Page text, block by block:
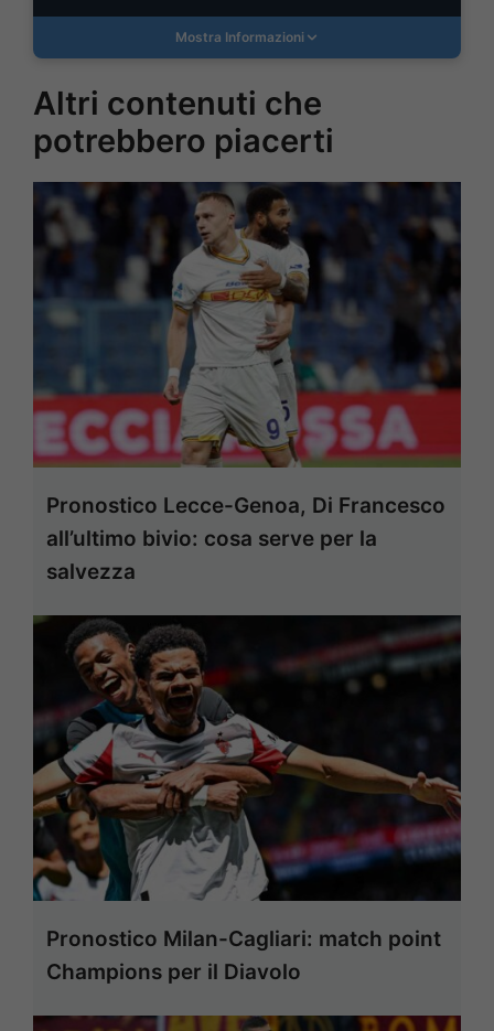
Mostra Informazioni
Altri contenuti che
potrebbero piacerti
Pronostico Lecce-Genoa, Di Francesco
all’ultimo bivio: cosa serve per la
salvezza
Pronostico Milan-Cagliari: match point
Champions per il Diavolo